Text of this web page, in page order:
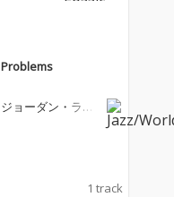
Problems
ジョーダン・ラカ
1 track